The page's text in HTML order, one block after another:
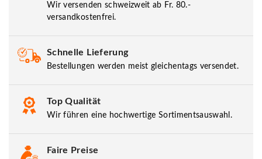
Wir versenden schweizweit ab Fr. 80.-
versandkostenfrei.
Schnelle Lieferung
Bestellungen werden meist gleichentags versendet.
Top Qualität
Wir führen eine hochwertige Sortimentsauswahl.
Faire Preise